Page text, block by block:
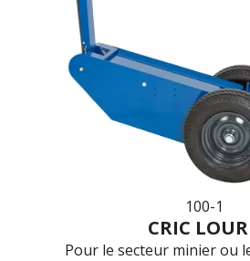
100-1
CRIC
Pour le secteur minier ou